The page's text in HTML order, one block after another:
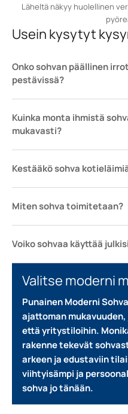
Läheltä näkyy huolellinen
Usein kysytyt
Onko sohvan päällinen
pestävissä?
Kuinka monta ihmistä
mukavasti?
Kestääkö sohva
Miten sohva toimitetaan?
Voiko sohvaa käyttää
Valitse moderni
Punainen Moderni
ajattoman
että yritystiloihin.
rakenne tekevät
arkeen ja edustaviin
viihtyisämpi ja
sohva jo tänään.